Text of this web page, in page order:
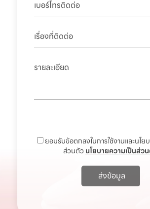
ยอมรับข้อตกลงในการใช้งานและนโย
ส่วนตัว นโยบายความเป็นส่ว
ส่งข้อมูล